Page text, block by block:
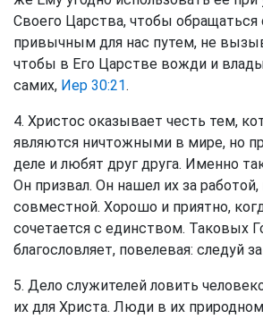
Своего Царства, чтобы обращаться
привычным для нас путем, не
чтобы в Его Царстве вожди и
самих, Иер 30:21.
4. Христос оказывает честь тем,
являются ничтожными в мире, но
деле и любят друг друга. Именно
Он призвал. Он нашел их за
совместной. Хорошо и приятно,
сочетается с единством. Таковых
благословляет, повелевая: следуй
5. Дело служителей ловить
их для Христа. Люди в их